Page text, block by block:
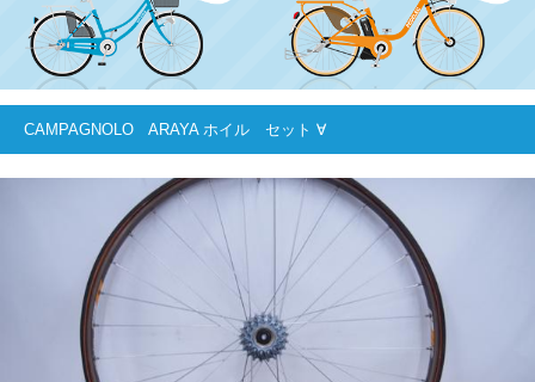
CAMPAGNOLO ARAYA ホイル セット ∀